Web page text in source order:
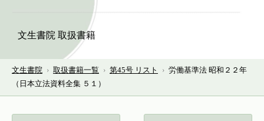
文生書院 取扱書籍
文生書院 › 取扱書籍一覧 › 第45号 リスト › 労働基準法 昭和２２年
（日本立法資料全集 ５１）